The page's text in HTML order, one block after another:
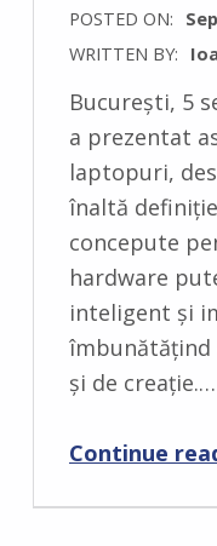
POSTED ON:
WRITTEN BY:
C
M
M
N
T
S
București, 5
a prezentat
laptopuri,
înaltă
concepute
hardware
inteligent și
îmbunătățind
și de creație.…
Continue